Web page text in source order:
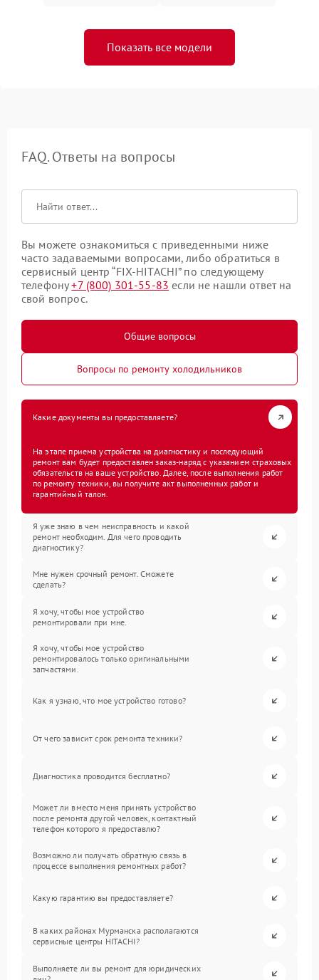
Показать все модели
FAQ. Ответы на вопросы
Вы можете ознакомиться с приведенными ниже
часто задаваемыми вопросами, либо обратиться в
сервисный центр “FIX-HITACHI” по следующему
телефону+7 (800) 301-55-83 если не нашли ответ на
свой вопрос.
Общие вопросы
Вопросы по ремонту холодильников
Какие документы вы предоставляете?
На этапе приема устройства на диагностику и последующий
ремонт вам будет предоставлен заказ-наряд с указанием страховых
обязательств на ваше устройство. Далее, после выполнения работ
по ремонту техники, вы получите акт выполненных работ и
гарантийный талон.
Я уже знаю в чем неисправность и какой
ремонт необходим. Для чего проводить
диагностику?
Мне нужен срочный ремонт. Сможете
сделать?
Я хочу, чтобы мое устройство
ремонтировали при мне.
Я хочу, чтобы мое устройство
ремонтировалось только оригинальными
запчастями.
Как я узнаю, что мое устройство готово?
От чего зависит срок ремонта техники?
Диагностика проводится бесплатно?
Может ли вместо меня принять устройство
после ремонта другой человек, контактный
телефон которого я предоставлю?
Возможно ли получать обратную связь в
процессе выполнения ремонтных работ?
Какую гарантию вы предоставляете?
В каких районах Мурманска располагаются
сервисные центры HITACHI?
Выполняете ли вы ремонт для юридических